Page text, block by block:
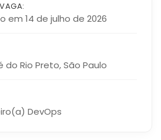
em 14 de julho de 2026
do Rio Preto,São Paulo
DevOps